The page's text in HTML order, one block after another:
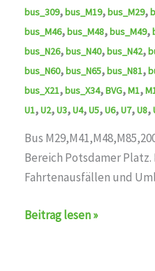
bus_309,bus_M19,bus_M29,
bus_M46,bus_M48,bus_M49,
bus_N26,bus_N40,bus_N42,
bus_N60,bus_N65,bus_N81,
bus_X21,bus_X34,BVG,M1,
U1,U2,U3,U4,U5,U6,U7,U8,
Bus
Bereich Potsdamer Platz.
Fahrtenausfällen und
Störung
Beitrag lesen »